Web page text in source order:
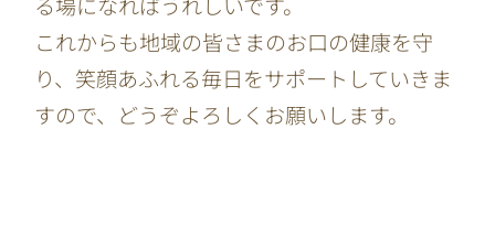
これからも地域の皆さまのお口の健康を守
り、笑顔あふれる毎日をサポートしていきま
すので、どうぞよろしくお願いします。